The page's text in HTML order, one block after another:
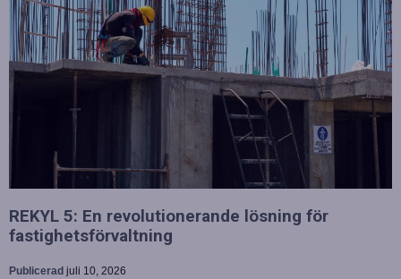
REKYL 5: En revolutionerande lösning för
fastighetsförvaltning
Publicerad juli 10, 2026